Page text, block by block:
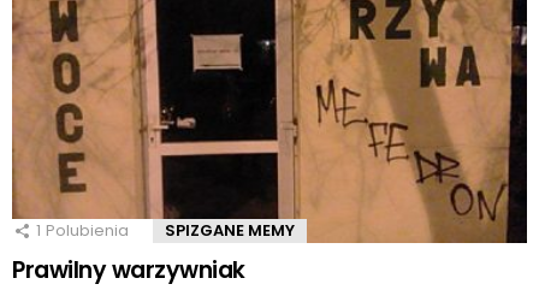
1 Polubienia SPIZGANE MEMY
Prawilny warzywniak